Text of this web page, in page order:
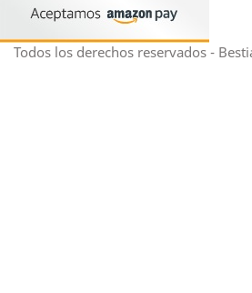
Todos los derechos reservados -